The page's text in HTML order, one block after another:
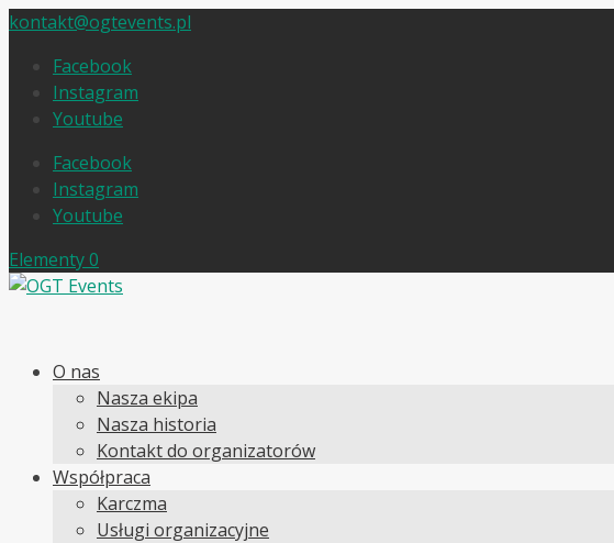
kontakt@ogtevents.pl
Facebook
Instagram
Youtube
Facebook
Instagram
Youtube
Elementy 0
O nas
Nasza ekipa
Nasza historia
Kontakt do organizatorów
Współpraca
Karczma
Usługi organizacyjne